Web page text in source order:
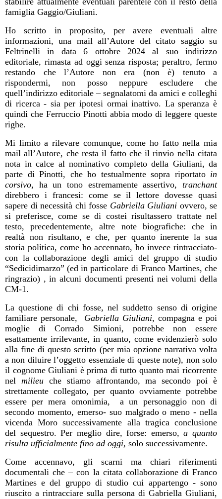
famiglia Gaggio/Giuliani.
Ho scritto in proposito, per avere eventuali altre
informazioni, una mail all’Autore del citato saggio su
Feltrinelli in data 6 ottobre 2024 al suo indirizzo
editoriale, rimasta ad oggi senza risposta; peraltro, fermo
restando che l’Autore non era (non è) tenuto a
rispondermi, non posso neppure escludere che
quell’indirizzo editoriale – segnalatomi da amici e colleghi
di ricerca - sia per ipotesi ormai inattivo. La speranza è
quindi che Ferruccio Pinotti abbia modo di leggere queste
righe.
Mi limito a rilevare comunque, come ho fatto nella mia
mail all’Autore, che resta il fatto che il rinvio nella citata
nota in calce al nominativo completo della Giuliani, da
parte di Pinotti, che ho testualmente sopra riportato in
corsivo, ha un tono estremamente assertivo, tranchant
direbbero i francesi: come se il lettore dovesse quasi
sapere di necessità chi fosse Gabriella Giuliani ovvero, se
si preferisce, come se di costei risultassero trattate nel
testo, precedentemente, altre note biografiche: che in
realtà non risultano, e che, per quanto inerente la sua
storia politica, come ho accennato, ho invece rintracciato-
con la collaborazione degli amici del gruppo di studio
“Sedicidimarzo” (ed in particolare di Franco Martines, che
ringrazio) , in alcuni documenti presenti nei volumi della
CM-1.
La questione di chi fosse, nel suddetto senso di origine
familiare personale,
Gabriella Giuliani, compagna e poi
moglie di Corrado Simioni, potrebbe non essere
esattamente irrilevante, in quanto, come evidenzierò solo
alla fine di questo scritto (per mia opzione narrativa volta
a non diluire l’oggetto essenziale di queste note), non solo
il cognome Giuliani è prima di tutto quanto mai ricorrente
nel milieu che stiamo affrontando, ma secondo poi è
strettamente collegato, per quanto ovviamente potrebbe
essere per mera omonimia,
a un personaggio non di
secondo momento, emerso- suo malgrado o meno - nella
vicenda Moro successivamente alla tragica conclusione
del sequestro. Per meglio dire, forse: emerso,a quanto
risulta ufficialmente fino ad oggi, solo successivamente.
Come accennavo, gli scarni ma chiari riferimenti
documentali che – con la citata collaborazione di Franco
Martines e del gruppo di studio cui appartengo - sono
riuscito a rintracciare sulla persona di Gabriella Giuliani,